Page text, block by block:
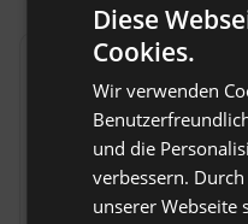
Hausregeln
Check-in: Ab 16:00
Check-out: Bis 12:00
Kostenlose
Diese
Cookies.
Wir verwenden
und die
verbessern.
unserer Webseite